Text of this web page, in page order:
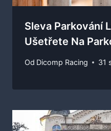
Sleva Parkování
Ušetřete Na
Od Dicomp Racing 31